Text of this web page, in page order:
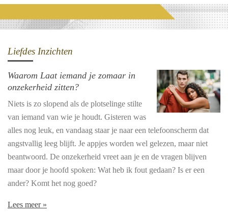
Liefdes Inzichten
Waarom Laat iemand je zomaar in
onzekerheid zitten?
Niets is zo slopend als de plotselinge stilte
van iemand van wie je houdt. Gisteren was
alles nog leuk, en vandaag staar je naar een telefoonscherm dat
angstvallig leeg blijft. Je appjes worden wel gelezen, maar niet
beantwoord. De onzekerheid vreet aan je en de vragen blijven
maar door je hoofd spoken: Wat heb ik fout gedaan? Is er een
ander? Komt het nog goed?
Lees meer »